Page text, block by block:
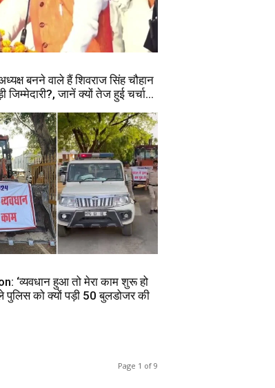
बनने वाले हैं शिवराज सिंह चौहान
जिम्मेदारी?, जानें क्यों तेज हुई चर्चा…
‘व्यवधान हुआ तो मेरा काम शुरू हो
पुलिस को क्यों पड़ी 50 बुलडोजर की
Page 1 of 9